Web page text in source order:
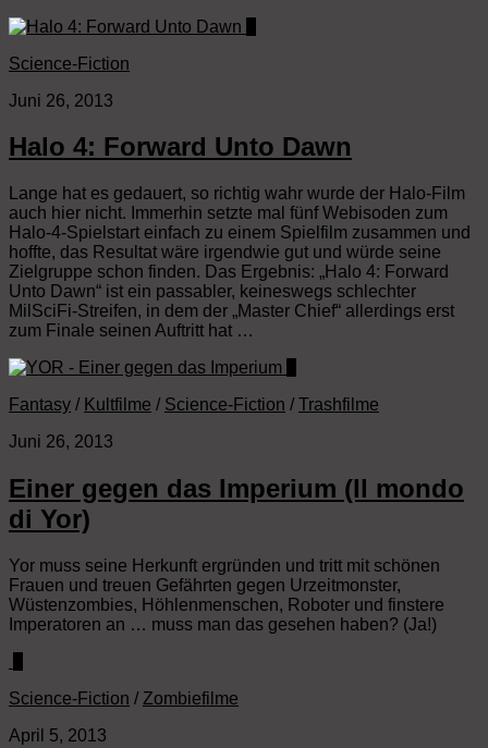
Science-Fiction
Juni 26, 2013
Halo 4: Forward Unto Dawn
Lange hat es gedauert, so richtig wahr wurde der Halo-Film
auch hier nicht. Immerhin setzte mal fünf Webisoden zum
Halo-4-Spielstart einfach zu einem Spielfilm zusammen und
hoffte, das Resultat wäre irgendwie gut und würde seine
Zielgruppe schon finden. Das Ergebnis: „Halo 4: Forward
Unto Dawn“ ist ein passabler, keineswegs schlechter
MilSciFi-Streifen, in dem der „Master Chief“ allerdings erst
zum Finale seinen Auftritt hat …
Fantasy / Kultfilme / Science-Fiction / Trashfilme
Juni 26, 2013
Einer gegen das Imperium (Il mondo
di Yor)
Yor muss seine Herkunft ergründen und tritt mit schönen
Frauen und treuen Gefährten gegen Urzeitmonster,
Wüstenzombies, Höhlenmenschen, Roboter und finstere
Imperatoren an … muss man das gesehen haben? (Ja!)
Science-Fiction / Zombiefilme
April 5, 2013